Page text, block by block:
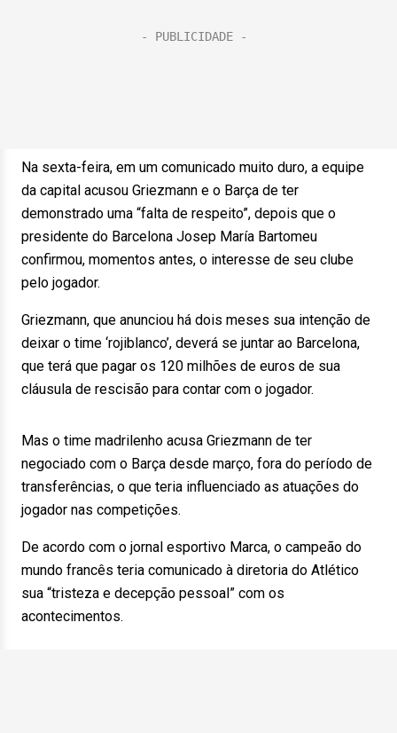
Na sexta-feira, em um comunicado muito duro, a equipe
da capital acusou Griezmann e o Barça de ter
demonstrado uma “falta de respeito”, depois que o
presidente do Barcelona Josep María Bartomeu
confirmou, momentos antes, o interesse de seu clube
pelo jogador.
Griezmann, que anunciou há dois meses sua intenção de
deixar o time ‘rojiblanco’, deverá se juntar ao Barcelona,
que terá que pagar os 120 milhões de euros de sua
cláusula de rescisão para contar com o jogador.
Mas o time madrilenho acusa Griezmann de ter
negociado com o Barça desde março, fora do período de
transferências, o que teria influenciado as atuações do
jogador nas competições.
De acordo com o jornal esportivo Marca, o campeão do
mundo francês teria comunicado à diretoria do Atlético
sua “tristeza e decepção pessoal” com os
acontecimentos.